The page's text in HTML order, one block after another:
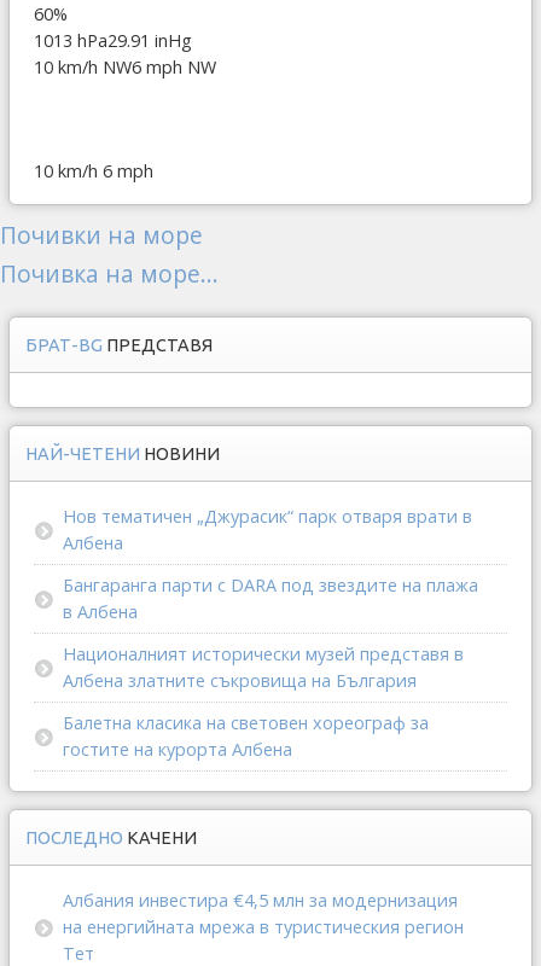
60%
1013 hPa29.91 inHg
10 km/h NW6 mph NW
10 km/h 6 mph
Почивки на море
Почивка на море...
БРАТ-BG ПРЕДСТАВЯ
НАЙ-ЧЕТЕНИ НОВИНИ
Нов тематичен „Джурасик“ парк отваря врати в
Албена
Бангаранга парти с DARA под звездите на плажа
в Албена
Националният исторически музей представя в
Албена златните съкровища на България
Балетна класика на световен хореограф за
гостите на курорта Албена
ПОСЛЕДНО КАЧЕНИ
Албания инвестира €4,5 млн за модернизация
на енергийната мрежа в туристическия регион
Тет